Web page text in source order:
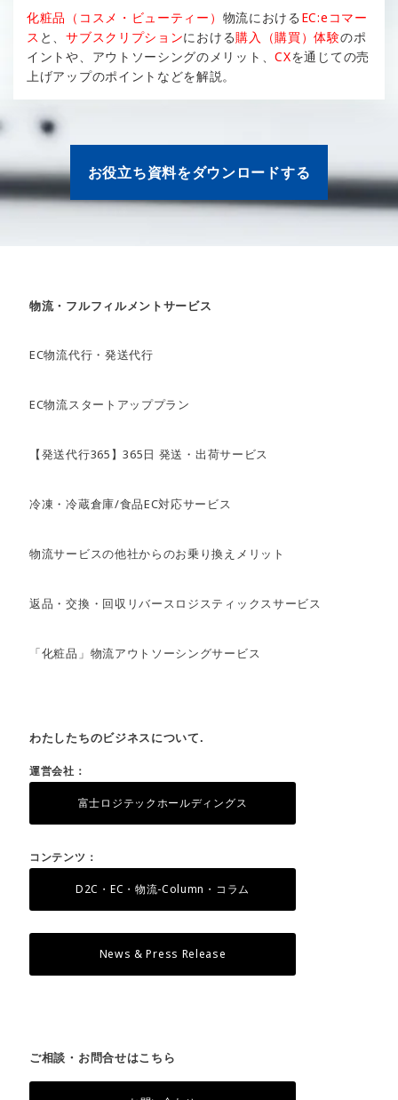
化粧品（コスメ・ビューティー） 物流における EC:eコマー
ス と、サブスクリプションにおける購入（購買）体験のポ
イントや、アウトソーシングのメリット、CXを通じての売
上げアップのポイントなどを解説。
お役立ち資料をダウンロードする
物流・フルフィルメントサービス
EC物流代行・発送代行
EC物流スタートアッププラン
【発送代行365】365日 発送・出荷サービス
冷凍・冷蔵倉庫/食品EC対応サービス
物流サービスの他社からのお乗り換えメリット
返品・交換・回収リバースロジスティックスサービス
「化粧品」物流アウトソーシングサービス
わたしたちのビジネスについて.
運営会社：
富士ロジテックホールディングス
コンテンツ：
D2C・EC・物流-Column・コラム
News & Press Release
ご相談・お問合せはこちら